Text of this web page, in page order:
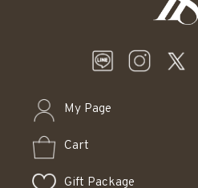
My Page
Cart
Gift Package